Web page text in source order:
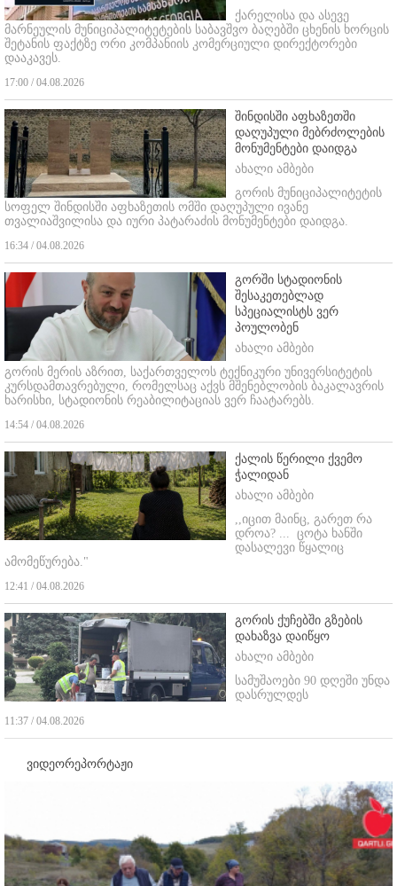
ქარელისა და ასევე
მარნეულის მუნიციპალიტეტების საბავშვო ბაღებში ცხენის ხორცის
შეტანის ფაქტზე ორი კომპანიის კომერციული დირექტორები
დააკავეს.
17:00 / 04.08.2026
შინდისში აფხაზეთში
დაღუპული მებრძოლების
მონუმენტები დაიდგა
ახალი ამბები
გორის მუნიციპალიტეტის
სოფელ შინდისში აფხაზეთის ომში დაღუპული ივანე
თვალიაშვილისა და იური პატარაძის მონუმენტები დაიდგა.
16:34 / 04.08.2026
გორში სტადიონის
შესაკეთებლად
სპეციალისტს ვერ
პოულობენ
ახალი ამბები
გორის მერის აზრით, საქართველოს ტექნიკური უნივერსიტეტის
კურსდამთავრებული, რომელსაც აქვს მშენებლობის ბაკალავრის
ხარისხი, სტადიონის რეაბილიტაციას ვერ ჩაატარებს.
14:54 / 04.08.2026
ქალის წერილი ქვემო
ჭალიდან
ახალი ამბები
,,იცით მაინც, გარეთ რა
დროა? ... ცოტა ხანში
დასალევი წყალიც
ამომეწურება."
12:41 / 04.08.2026
გორის ქუჩებში გზების
დახაზვა დაიწყო
ახალი ამბები
სამუშაოები 90 დღეში უნდა
დასრულდეს
11:37 / 04.08.2026
ვიდეორეპორტაჟი